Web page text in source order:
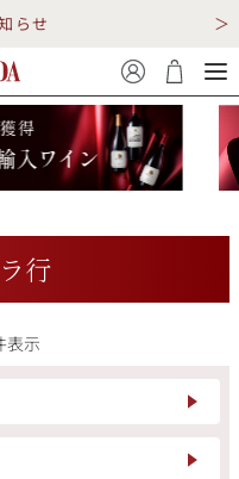
らせ
ン
RP100
点
する
行
表示